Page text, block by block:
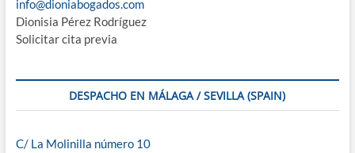
info@dioniabogados.com
Dionisia Pérez Rodríguez
Solicitar cita previa
DESPACHO EN MÁLAGA / SEVILLA (SPAIN)
C/ La Molinilla número 10